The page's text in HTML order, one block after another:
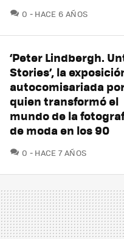
0 COMENTARIOS
HACE 6 AÑOS
‘Peter Lindbergh.
Stories’, la
autocomisariada
quien transformó el
mundo de la
de moda en los 90
0 COMENTARIOS
HACE 7 AÑOS